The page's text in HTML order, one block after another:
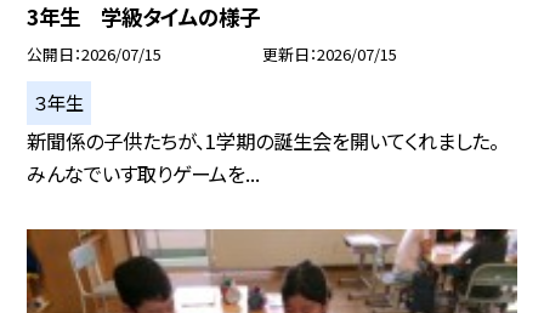
3年生 学級タイムの様子
公開日 2026/07/15 更新日 2026/07/15
３年生
新聞係の子供たちが、1学期の誕生会を開いてくれました。
みんなでいす取りゲームを...